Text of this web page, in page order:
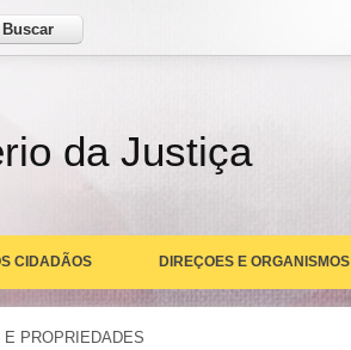
da Justiça
CIDADÃOS DIREÇOES E ORGANISMOS
PROPRIEDADES